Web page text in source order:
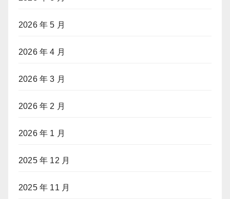
2026 年 5 月
2026 年 4 月
2026 年 3 月
2026 年 2 月
2026 年 1 月
2025 年 12 月
2025 年 11 月